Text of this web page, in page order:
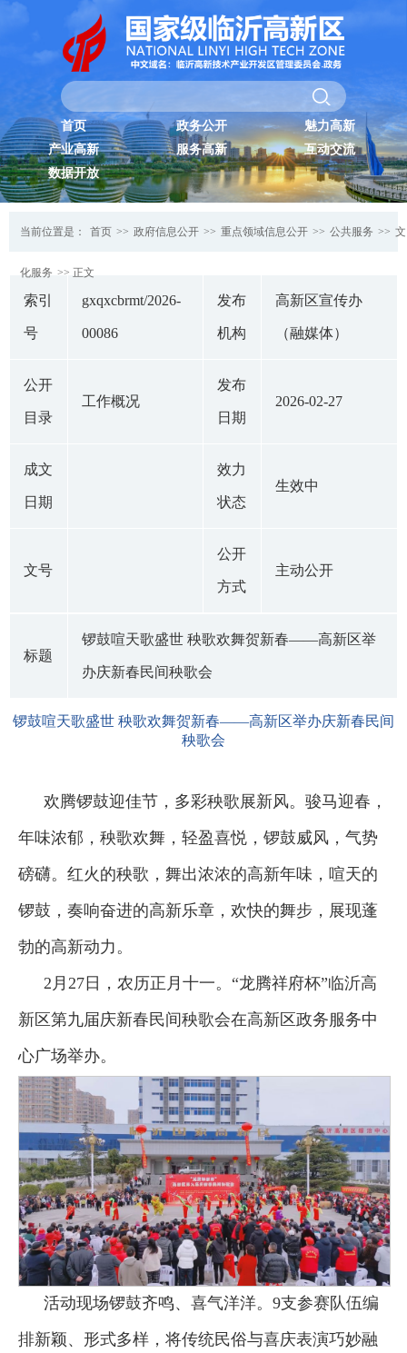
首页 政务公开
魅力高新
产业高新
服务高新
互动交流
数据开放
当前位置是： 首页 >> 政府信息公开 >> 重点领域信息公开 >> 公共服务 >> 文
化服务 >> 正文
索引
号
gxqxcbrmt/2026-
00086
发布
机构
高新区宣传办
（融媒体）
公开
目录
工作概况
发布
日期
2026-02-27
成文
日期
效力
状态
生效中
文号
公开
方式
主动公开
标题
锣鼓喧天歌盛世 秧歌欢舞贺新春——高新区举
办庆新春民间秧歌会
锣鼓喧天歌盛世 秧歌欢舞贺新春——高新区举办庆新春民间
秧歌会
欢腾锣鼓迎佳节，多彩秧歌展新风。骏马迎春，
年味浓郁，秧歌欢舞，轻盈喜悦，锣鼓威风，气势
磅礴。红火的秧歌，舞出浓浓的高新年味，喧天的
锣鼓，奏响奋进的高新乐章，欢快的舞步，展现蓬
勃的高新动力。
2月27日，农历正月十一。“龙腾祥府杯”临沂高
新区第九届庆新春民间秧歌会在高新区政务服务中
心广场举办。
活动现场锣鼓齐鸣、喜气洋洋。9支参赛队伍编
排新颖、形式多样，将传统民俗与喜庆表演巧妙融